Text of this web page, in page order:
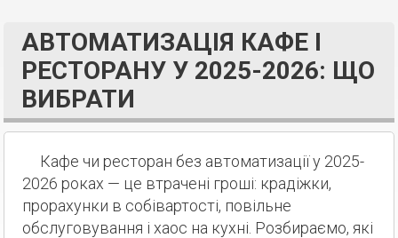
АВТОМАТИЗАЦІЯ КАФЕ І
РЕСТОРАНУ У 2025-2026: ЩО
ВИБРАТИ
Кафе чи ресторан без автоматизації у 2025-
2026 роках — це втрачені гроші: крадіжки,
прорахунки в собівартості, повільне
обслуговування і хаос на кухні. Розбираємо, які